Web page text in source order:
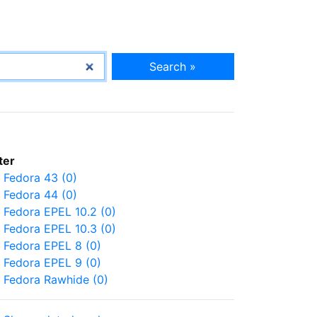
Search »
Fedora 43 (0)
Fedora 44 (0)
Fedora EPEL 10.2 (0)
Fedora EPEL 10.3 (0)
Fedora EPEL 8 (0)
Fedora EPEL 9 (0)
Fedora Rawhide (0)